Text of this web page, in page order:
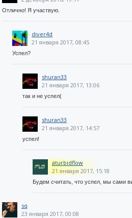
Отлично! Я участвую.
diver4d
21 января 2017, 08:45
Успел?
shuran33
21 января 2017, 13:06
так и не успел(
shuran33
21 января 2017, 14:57
успел!
aturbidflow
21 января 2017, 15:18
Будем считать, что успел, мы сами
sq
23 января 2017, 00:08